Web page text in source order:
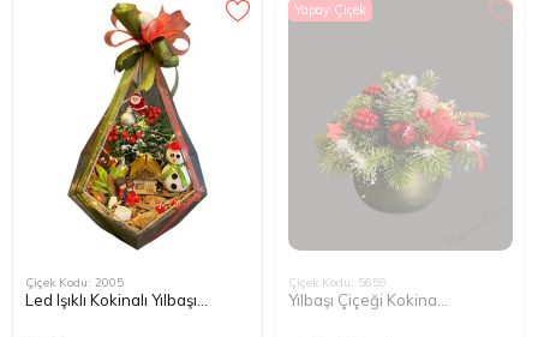
Çiçek Kodu: 2005
Led Işıklı Kokinalı Yılbaşı
Yapay Çiçek
Çiçek Kodu: 5659
Yılbaşı Çiçeği Kokina
Sarıyer